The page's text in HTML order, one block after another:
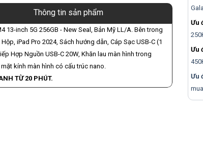
Thông tin sản phẩm
13-inch 5G 256GB - New Seal, Bản Mỹ LL/A. Bên trong
iPad Pro 2024, Sách hướng dẫn, Cáp Sạc USB-C (1
Hợp Nguồn USB-C 20W, Khăn lau màn hình trong
kính màn hình có cấu trúc nano.
TỪ 20 PHÚT.
Ưu
Ưu
Ưu
mua